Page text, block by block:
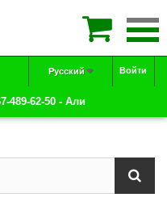
Войти
Русский
489-62-50 - Али
